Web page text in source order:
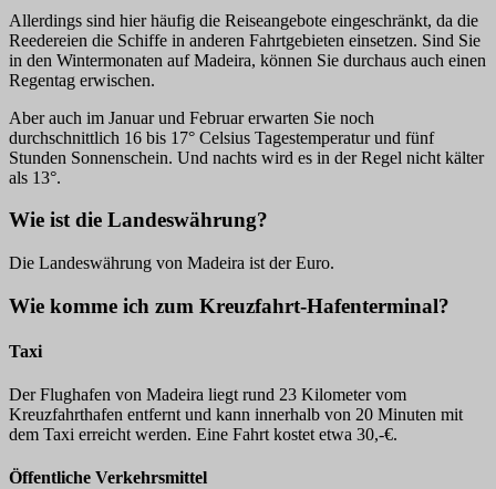
Allerdings sind hier häufig die Reiseangebote eingeschränkt, da die
Reedereien die Schiffe in anderen Fahrtgebieten einsetzen. Sind Sie
in den Wintermonaten auf Madeira, können Sie durchaus auch einen
Regentag erwischen.
Aber auch im Januar und Februar erwarten Sie noch
durchschnittlich 16 bis 17° Celsius Tagestemperatur und fünf
Stunden Sonnenschein. Und nachts wird es in der Regel nicht kälter
als 13°.
Wie ist die Landeswährung?
Die Landeswährung von Madeira ist der Euro.
Wie komme ich zum Kreuzfahrt-Hafenterminal?
Taxi
Der Flughafen von Madeira liegt rund 23 Kilometer vom
Kreuzfahrthafen entfernt und kann innerhalb von 20 Minuten mit
dem Taxi erreicht werden. Eine Fahrt kostet etwa 30,-€.
Öffentliche Verkehrsmittel